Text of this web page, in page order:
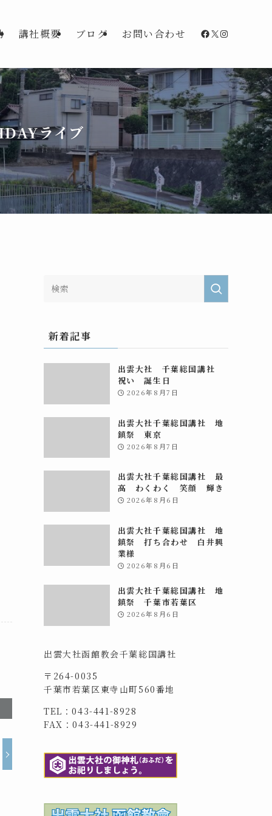
講社概要 ブログ お問い合わせ Facebook
X
ライブ
新着記事
出雲大社 千葉総国講社
祝い 誕生日
2026年8月7日
出雲大社千葉総国講社 地
鎮祭 東京
2026年8月7日
出雲大社千葉総国講社 最
高 わくわく 笑顔 輝き
2026年8月6日
出雲大社千葉総国講社 地
鎮祭 打ち合わせ 白井興
業様
2026年8月6日
出雲大社千葉総国講社 地
鎮祭 千葉市若葉区
2026年8月6日
出雲大社函館教会千葉総国講社
〒264-0035
千葉市若葉区東寺山町560番地
TEL：043-441-8928
FAX：043-441-8929